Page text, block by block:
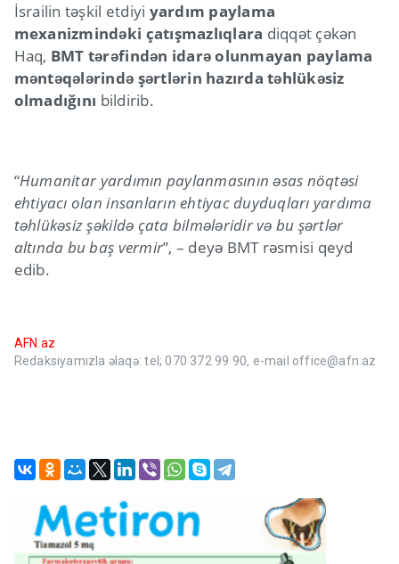
İsrailin təşkil etdiyi yardım paylama
mexanizmindəki çatışmazlıqlara diqqət çəkən
Haq, BMT tərəfindən idarə olunmayan paylama
məntəqələrində şərtlərin hazırda təhlükəsiz
olmadığını bildirib.
“Humanitar yardımın paylanmasının əsas nöqtəsi
ehtiyacı olan insanların ehtiyac duyduqları yardıma
təhlükəsiz şəkildə çata bilmələridir və bu şərtlər
altında bu baş vermir”, – deyə BMT rəsmisi qeyd
edib.
AFN.az
Redaksiyamızla əlaqə: tel; 070 372 99 90, e-mail office@afn.az